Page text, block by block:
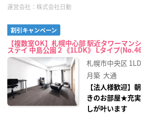
運営会社： 株式会社日動
割引キャンペーン
【複数室OK】札幌中心部 駅近タワーマン
ステイ 中島公園２《1LDK》 Lタイプ
札幌市中央区
月築 大通
【法人様歓迎】
きのお部屋★充
しが叶います